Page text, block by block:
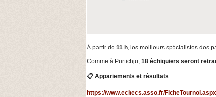
À partir de 11 h, les meilleurs spécialistes des
Comme à Purtichju, 18 échiquiers seront
📋 Appariements et résultats
https://www.echecs.asso.fr/